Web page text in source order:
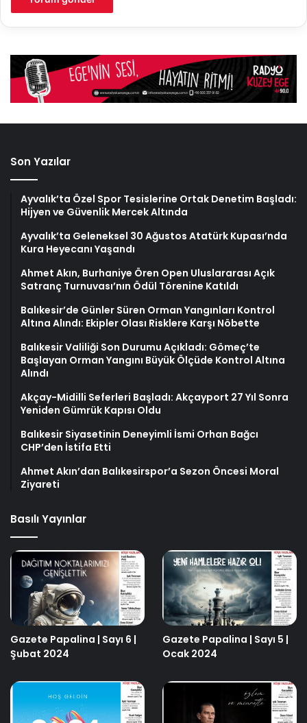
Son Yazılar
Ayvalık’ta Özel Spor Tesislerine Ortak Denetim Başladı:
Hijyen ve Güvenlik Mercek Altında
Ayvalık’ta Geleneksel 30 Ağustos Atatürk Kupası’nda
Kura Heyecanı Yaşandı
Ahmet Akın, Burhaniye Ören Open Uluslararası Açık
Satranç Turnuvası’nın Ödül Törenine Katıldı
Balıkesir’de Günler Süren Orman Yangınları Kontrol
Altına Alındı: Ekipler Olası Risklere Karşı Nöbette
Balıkesir Valiliği Son Durumu Açıkladı: Gömeç’te
Başlayan Orman Yangını Büyük Ölçüde Kontrol Altına
Alındı
Akçay-Midilli Seferleri Başladı: Akçayport 27 Yıl Sonra
Yeniden Gümrük Kapısı Oldu
Balıkesir Siyasetinin Deneyimli İsmi Orhan Bağcı
CHP’den İstifa Etti
Ahmet Akın’dan Balıkesirspor’a Sezon Öncesi Moral
Ziyareti
Basılı Yayınlar
Gazete Papalina | Sayı 6 |
Şubat 2024
Gazete Papalina | Sayı 5 |
Ocak 2024